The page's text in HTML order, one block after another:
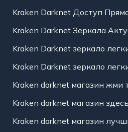
Kraken Darknet Доступ
Kraken Darknet Зеркала
Kraken Darknet зеркало
Kraken Darknet зеркало
Kraken darknet магазин жми
Kraken darknet магазин
Kraken darknet магазин